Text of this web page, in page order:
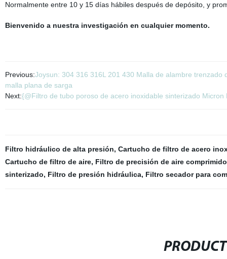
Normalmente entre 10 y 15 días hábiles después de depósito, y
Bienvenido a nuestra investigación en cualquier momento.
Previous:Joysun: 304 316 316L 201 430 Malla de alambre
malla plana de sarga
Next:{@Filtro de tubo poroso de acero inoxidable sinterizado Micron
Filtro hidráulico de alta presión, Cartucho de filtro de acero
Cartucho de filtro de aire, Filtro de precisión de aire
sinterizado, Filtro de presión hidráulica, Filtro secador para